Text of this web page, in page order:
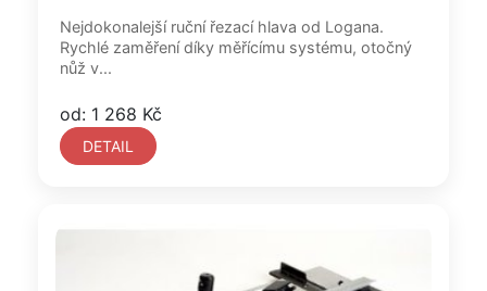
Nejdokonalejší ruční řezací hlava od Logana.
Rychlé zaměření díky měřícímu systému, otočný
nůž v...
od: 1 268 Kč
DETAIL